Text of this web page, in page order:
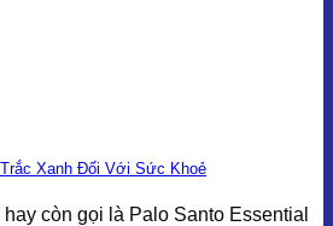
Xanh Đối Với Sức Khoẻ
còn gọi là Palo Santo Essential